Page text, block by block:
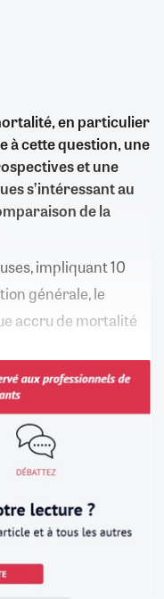
en particulier
à cette question, une
et une
s’intéressant au
de la
impliquant 10
générale, le
accru de mortalité